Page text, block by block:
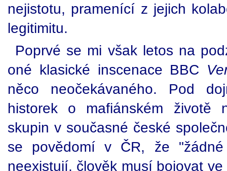
nejistotu, pramenící z jejich
legitimitu.
Poprvé se mi však letos na
oné klasické inscenace BBC
něco neočekávaného. Pod
historek o mafiánském životě
skupin v současné české
se povědomí v ČR, že
neexistují, člověk musí bojovat